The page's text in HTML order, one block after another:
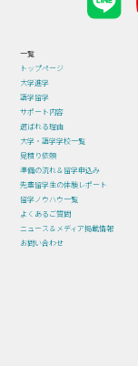
一覧
トップページ
大学進学
語学留学
サポート内容
選ばれる理由
大学・語学学校一覧
見積り依頼
準備の流れ＆留学申込み
先輩留学生の体験レポート
留学ノウハウ一覧
よくあるご質問
ニュース＆メディア掲載情報
お問い合わせ